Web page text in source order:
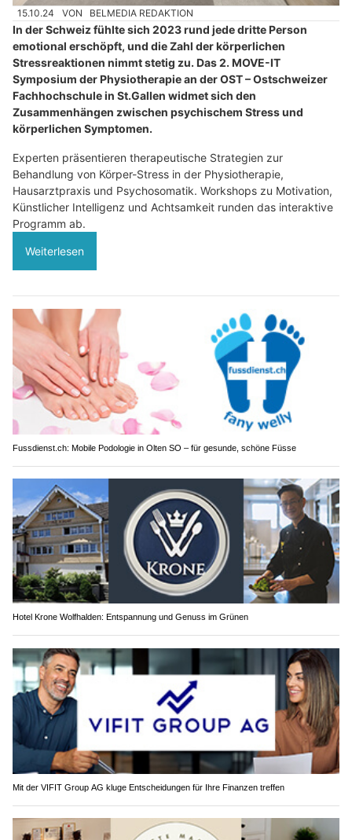
15.10.24 VON BELMEDIA REDAKTION
In der Schweiz fühlte sich 2023 rund jede dritte Person
emotional erschöpft, und die Zahl der körperlichen
Stressreaktionen nimmt stetig zu. Das 2. MOVE-IT
Symposium der Physiotherapie an der OST – Ostschweizer
Fachhochschule in St.Gallen widmet sich den
Zusammenhängen zwischen psychischem Stress und
körperlichen Symptomen.
Experten präsentieren therapeutische Strategien zur
Behandlung von Körper-Stress in der Physiotherapie,
Hausarztpraxis und Psychosomatik. Workshops zu Motivation,
Künstlicher Intelligenz und Achtsamkeit runden das interaktive
Programm ab.
Weiterlesen
Fussdienst.ch: Mobile Podologie in Olten SO – für gesunde, schöne Füsse
Hotel Krone Wolfhalden: Entspannung und Genuss im Grünen
Mit der VIFIT Group AG kluge Entscheidungen für Ihre Finanzen treffen